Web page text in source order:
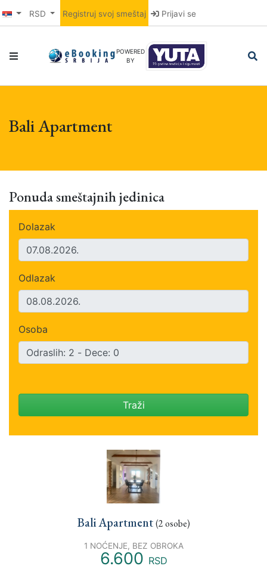
RSD Registruj svoj smeštaj Prijavi se
POWERED
BY
Bali Apartment
Ponuda smeštajnih jedinica
Dolazak
Odlazak
Osoba
Traži
Bali Apartment (2 osobe)
1 NOĆENJE, BEZ OBROKA
6.600 RSD